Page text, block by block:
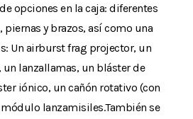
opciones en la caja: diferentes
piernas y brazos, así como una
Un airburst frag projector, un
lanzallamas, un bláster de
iónico, un cañón rotativo (con
lanzamisiles.También se